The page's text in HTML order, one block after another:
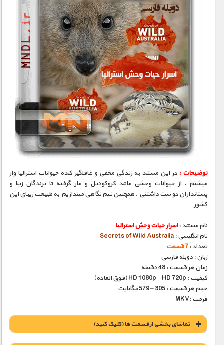
علم و فناوری
فرهنگ / هنر
کیهان / نجوم
گردشگری
ماورایی
مسابقات / ورزشی
مستند های اختصاصی
توضیحات :در این مستند به زندگی مخفی و غافلگیر کنده حیوانات استرالیا وار
میشیم . از حیوانات وحشی مانند کروکودیل و مار گرفته تا پرندگان زیبا و
پستانداران دوست داشتنی . همچنین نیم نگاهی میندازیم به طبیعت زیبای این
کشور
نام مستند :اسرار حیات وحش استرالیا
نام انگلیسی : Secrets of Wild Australia
تعداد : 7 قسمت
زبان : دوبله فارسی
زمان هر قسمت : 48 دقیقه
کیفیت : HD 1080p – HD 720p (فوق العاده)
حجم هر قسمت : 305 – 579 مگابایت
فرمت :MKV
تماشای بخشی از قسمت ها (کلیک کنید)